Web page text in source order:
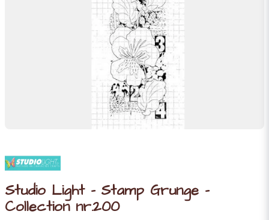
Studio Light - Stamp Grunge -
Collection nr.200